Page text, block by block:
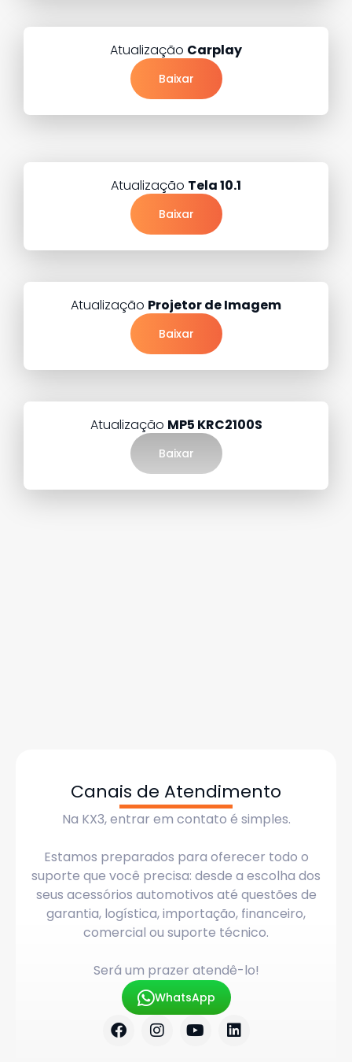
Atualização Carplay
Baixar
Atualização Tela 10.1
Baixar
Atualização Projetor de Imagem
Baixar
Atualização MP5 KRC2100S
Baixar
Canais de Atendimento
Na KX3, entrar em contato é simples.
Estamos preparados para oferecer todo o
suporte que você precisa: desde a escolha dos
seus acessórios automotivos até questões de
garantia, logística, importação, financeiro,
comercial ou suporte técnico.
Será um prazer atendê-lo!
WhatsApp
F
a
I
n
Y
o
L
i